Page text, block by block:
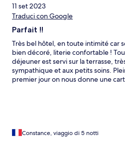
11 set 2023
Traduci con Google
Parfait !!
Très bel hôtel, en toute intimité car
bien décoré, literie confortable !
déjeuner est servi sur la terrasse,
sympathique et aux petits soins.
premier jour on nous donne une
Constance, viaggio di 5 notti